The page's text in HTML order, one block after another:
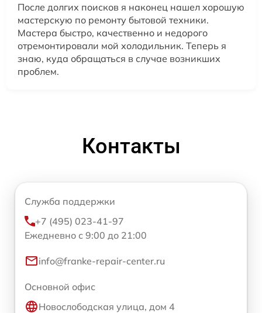
После долгих поисков я наконец нашел хорошую
мастерскую по ремонту бытовой техники.
Мастера быстро, качественно и недорого
отремонтировали мой холодильник. Теперь я
знаю, куда обращаться в случае возникших
проблем.
Контакты
Служба поддержки
+7 (495) 023-41-97
Ежедневно с 9:00 до 21:00
info@franke-repair-center.ru
Основной офис
Новослободская улица, дом 4